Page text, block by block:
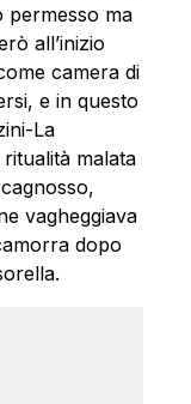
permesso ma
all’inizio
camera di
e in questo
La
malata
vagheggiava
dopo